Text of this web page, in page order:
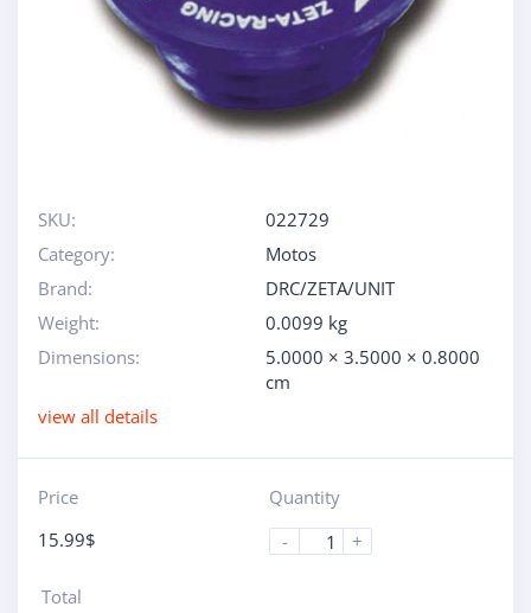
SKU:
022729
Category:
Motos
Brand:
DRC/ZETA/UNIT
Weight:
0.0099 kg
Dimensions:
5.0000 × 3.5000 × 0.8000
cm
view all details
Price
15.99$
Quantity
-
+
Total